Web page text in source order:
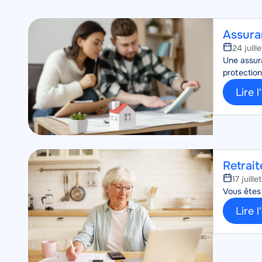
Image
Image
24
Corps
Une
Lire
Image
Image
17
Corps
Vous
Lire